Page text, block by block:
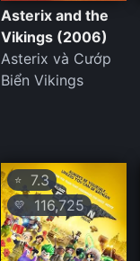
Asterix and the
Vikings (2006)
Asterix và Cướp
Biển Vikings
⭐7.3
💛 116,725